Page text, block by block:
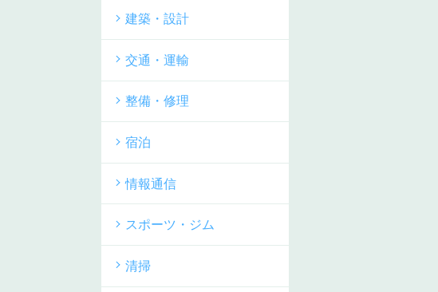
建築・設計
交通・運輸
整備・修理
宿泊
情報通信
スポーツ・ジム
清掃